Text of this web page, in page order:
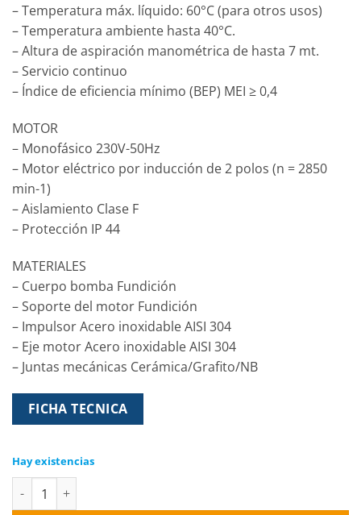
– Temperatura máx. líquido: 60°C (para otros usos)
– Temperatura ambiente hasta 40°C.
– Altura de aspiración manométrica de hasta 7 mt.
– Servicio continuo
– Índice de eficiencia mínimo (BEP) MEI ≥ 0,4
MOTOR
– Monofásico 230V-50Hz
– Motor eléctrico por inducción de 2 polos (n = 2850
min-1)
– Aislamiento Clase F
– Protección IP 44
MATERIALES
– Cuerpo bomba Fundición
– Soporte del motor Fundición
– Impulsor Acero inoxidable AISI 304
– Eje motor Acero inoxidable AISI 304
– Juntas mecánicas Cerámica/Grafito/NB
FICHA TECNICA
Hay existencias
Electro Bomba centrifuga TAIFU TCP 170, 1.5HP, 1x220v